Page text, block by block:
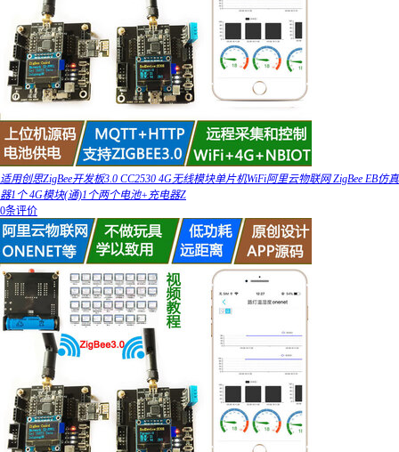
适用创思ZigBee开发板3.0 CC2530 4G无线模块单片机WiFi阿里云物联网 ZigBee EB仿真
器1个 4G模块(通)1个两个电池+充电器Z
0条评价